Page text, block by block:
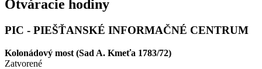
Otváracie hodiny
PIC - PIEŠŤANSKÉ INFORMAČNÉ CENTRUM
Kolonádový most (Sad A. Kmeťa 1783/72)
Zatvorené